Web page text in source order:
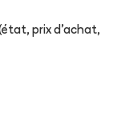
prix d'achat,